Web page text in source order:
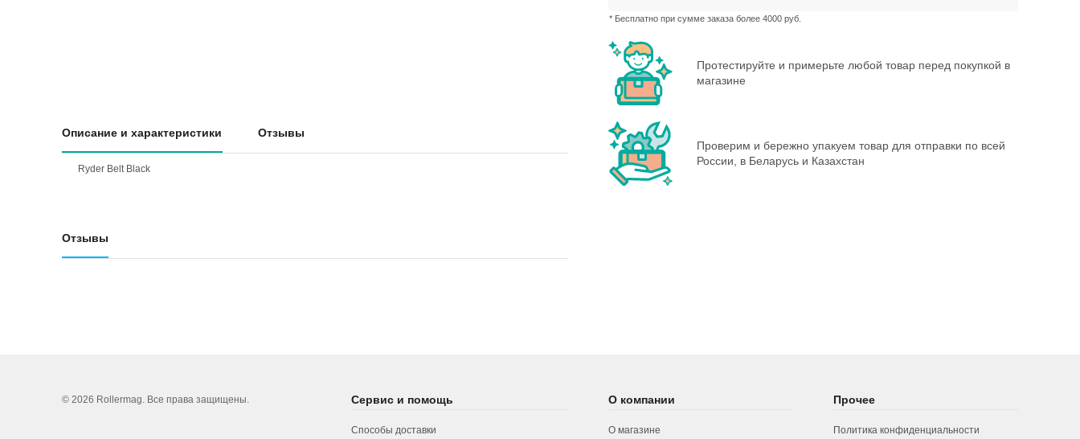
Описание и характеристики Отзывы
Ryder Belt Black
Отзывы
* Бесплатно при сумме заказа более 4000 руб.
Протестируйте и примерьте любой товар перед покупкой в
магазине
Проверим и бережно упакуем товар для отправки по всей
России, в Беларусь и Казахстан
© 2026 Rollermag. Все права защищены. Сервис и помощь
Способы доставки
О компании
О магазине
Прочее
Политика конфиденциальности